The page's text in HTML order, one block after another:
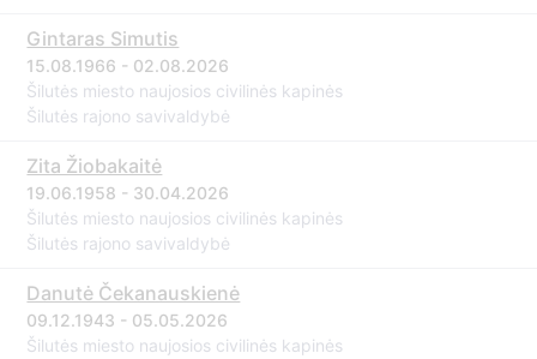
Gintaras Simutis
15.08.1966 - 02.08.2026
Šilutės miesto naujosios civilinės kapinės
Šilutės rajono savivaldybė
Zita Žiobakaitė
19.06.1958 - 30.04.2026
Šilutės miesto naujosios civilinės kapinės
Šilutės rajono savivaldybė
Danutė Čekanauskienė
09.12.1943 - 05.05.2026
Šilutės miesto naujosios civilinės kapinės